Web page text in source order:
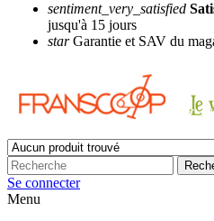
sentiment_very_satisfied
jusqu'à 15 jours
starGarantie et SAV du
Se connecter
Menu